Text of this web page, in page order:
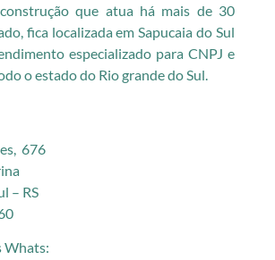
que atua há mais de 30
fica localizada em Sapucaia do Sul
especializado para CNPJ e
o estado do Rio grande do Sul.
676
– RS
Whats: